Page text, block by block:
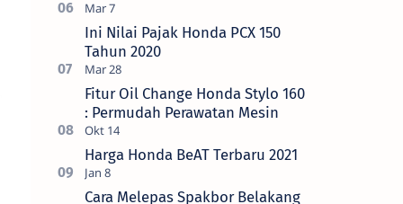
Ini Nilai Pajak Honda PCX 150
Tahun 2020
Fitur Oil Change Honda Stylo 160
: Permudah Perawatan Mesin
Harga Honda BeAT Terbaru 2021
Cara Melepas Spakbor Belakang